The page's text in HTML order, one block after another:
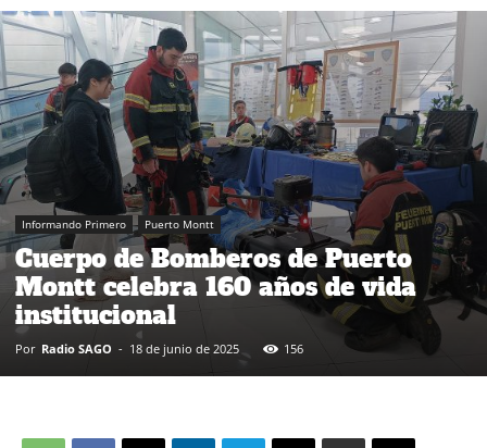
Informando Primero Puerto Montt
Cuerpo de Bomberos de Puerto
Montt celebra 160 años de vida
institucional
Por Radio SAGO - 18 de junio de 2025 156